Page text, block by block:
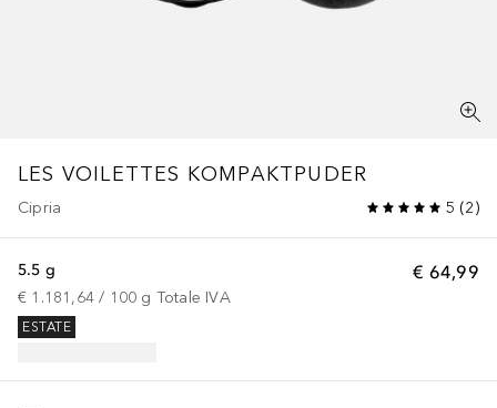
LES VOILETTES KOMPAKTPUDER
Cipria 5 (2)
€ 64,99
5.5 g
€ 1.181,64 / 100 g Totale IVA
ESTATE